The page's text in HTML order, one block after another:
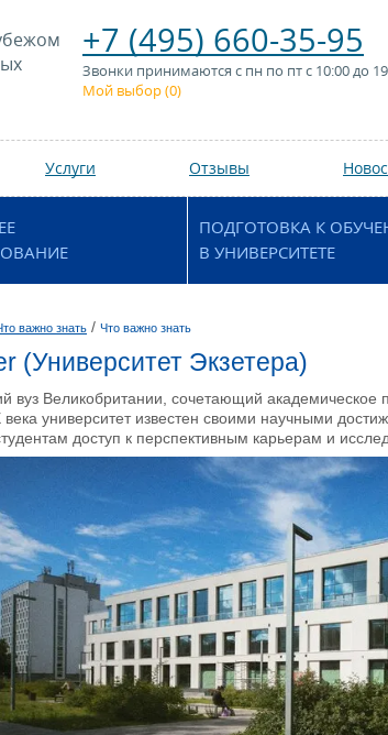
+7 (495) 660-35-95
Звонки принимаются с пн по пт с 10:00 до
Мой выбор (0)
Услуги Отзывы
ПОДГОТОВКА К
В УНИВЕРСИТЕТЕ
важно знать / Что важно знать
(Университет Экзетера)
вуз Великобритании, сочетающий академическое
университет известен своими научными
доступ к перспективным карьерам и